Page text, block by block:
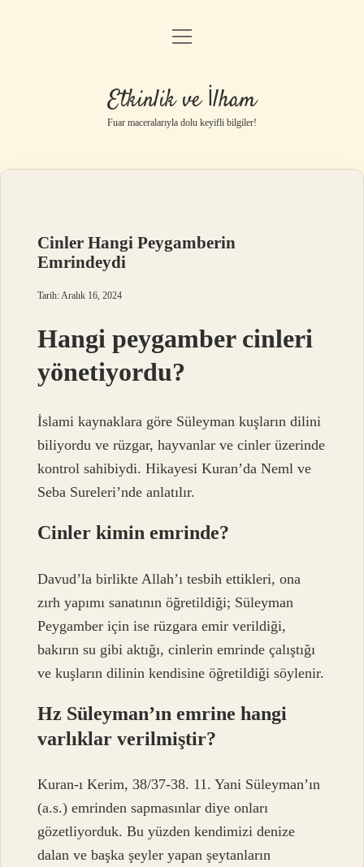
Anasayfa
Gizlilik Politikası
Yasal Uyarı
menüyü
Etkinlik ve İlham
Fuar maceralarıyla dolu keyifli bilgiler!
Cinler Hangi Peygamberin
Emrindeydi
Tarih: Aralık 16, 2024
Hangi peygamber cinleri
yönetiyordu?
İslami kaynaklara göre Süleyman kuşların dilini
biliyordu ve rüzgar, hayvanlar ve cinler üzerinde
kontrol sahibiydi. Hikayesi Kuran’da Neml ve
Seba Sureleri’nde anlatılır.
Cinler kimin emrinde?
Davud’la birlikte Allah’ı tesbih ettikleri, ona
zırh yapımı sanatının öğretildiği; Süleyman
Peygamber için ise rüzgara emir verildiği,
bakırın su gibi aktığı, cinlerin emrinde çalıştığı
ve kuşların dilinin kendisine öğretildiği söylenir.
Hz Süleyman’ın emrine hangi
varlıklar verilmiştir?
Kuran-ı Kerim, 38/37-38. 11. Yani Süleyman’ın
(a.s.) emrinden sapmasınlar diye onları
gözetliyorduk. Bu yüzden kendimizi denize
dalan ve başka şeyler yapan şeytanların